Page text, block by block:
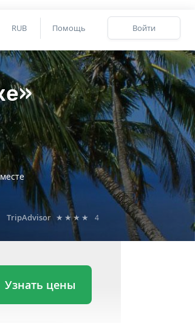
RUB Помощь Войти
TripAdvisor ★★★★ 4
Узнать цены